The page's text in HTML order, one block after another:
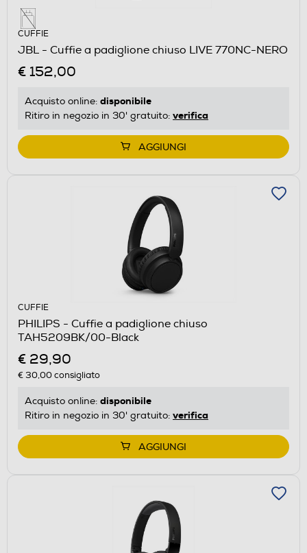
CUFFIE
JBL - Cuffie a padiglione chiuso LIVE 770NC-NERO
€ 152,00
Acquisto online: disponibile
Ritiro in negozio in 30' gratuito: verifica
AGGIUNGI
CUFFIE
PHILIPS - Cuffie a padiglione chiuso
TAH5209BK/00-Black
€ 29,90
€ 30,00consigliato
Acquisto online: disponibile
Ritiro in negozio in 30' gratuito: verifica
AGGIUNGI